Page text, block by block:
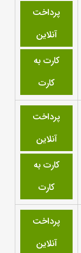
پرداخت
آنلاین
کارت به
کارت
پرداخت
آنلاین
کارت به
کارت
پرداخت
آنلاین